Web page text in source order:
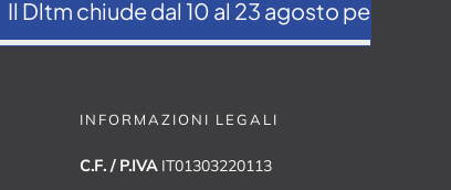
Il Dltm chiude dal 10 al 23 agosto per la
INFORMAZIONI LEGALI
C.F. / P.IVA IT01303220113